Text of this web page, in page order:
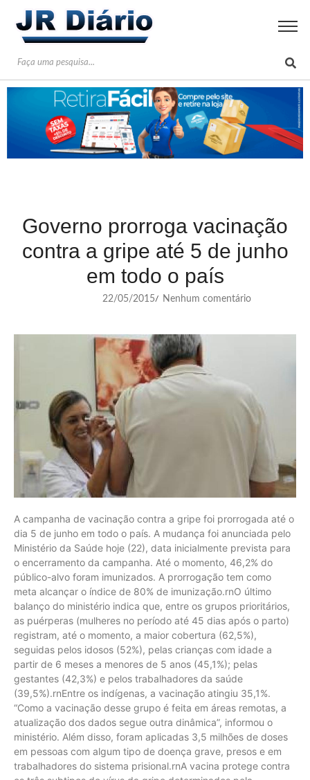
Governo prorroga vacinação
contra a gripe até 5 de junho
em todo o país
22/05/2015/ Nenhum comentário
A campanha de vacinação contra a gripe foi prorrogada até o
dia 5 de junho em todo o país. A mudança foi anunciada pelo
Ministério da Saúde hoje (22), data inicialmente prevista para
o encerramento da campanha. Até o momento, 46,2% do
público-alvo foram imunizados. A prorrogação tem como
meta alcançar o índice de 80% de imunização.rnO último
balanço do ministério indica que, entre os grupos prioritários,
as puérperas (mulheres no período até 45 dias após o parto)
registram, até o momento, a maior cobertura (62,5%),
seguidas pelos idosos (52%), pelas crianças com idade a
partir de 6 meses a menores de 5 anos (45,1%); pelas
gestantes (42,3%) e pelos trabalhadores da saúde
(39,5%).rnEntre os indígenas, a vacinação atingiu 35,1%.
“Como a vacinação desse grupo é feita em áreas remotas, a
atualização dos dados segue outra dinâmica”, informou o
ministério. Além disso, foram aplicadas 3,5 milhões de doses
em pessoas com algum tipo de doença grave, presos e em
trabalhadores do sistema prisional.rnA vacina protege contra